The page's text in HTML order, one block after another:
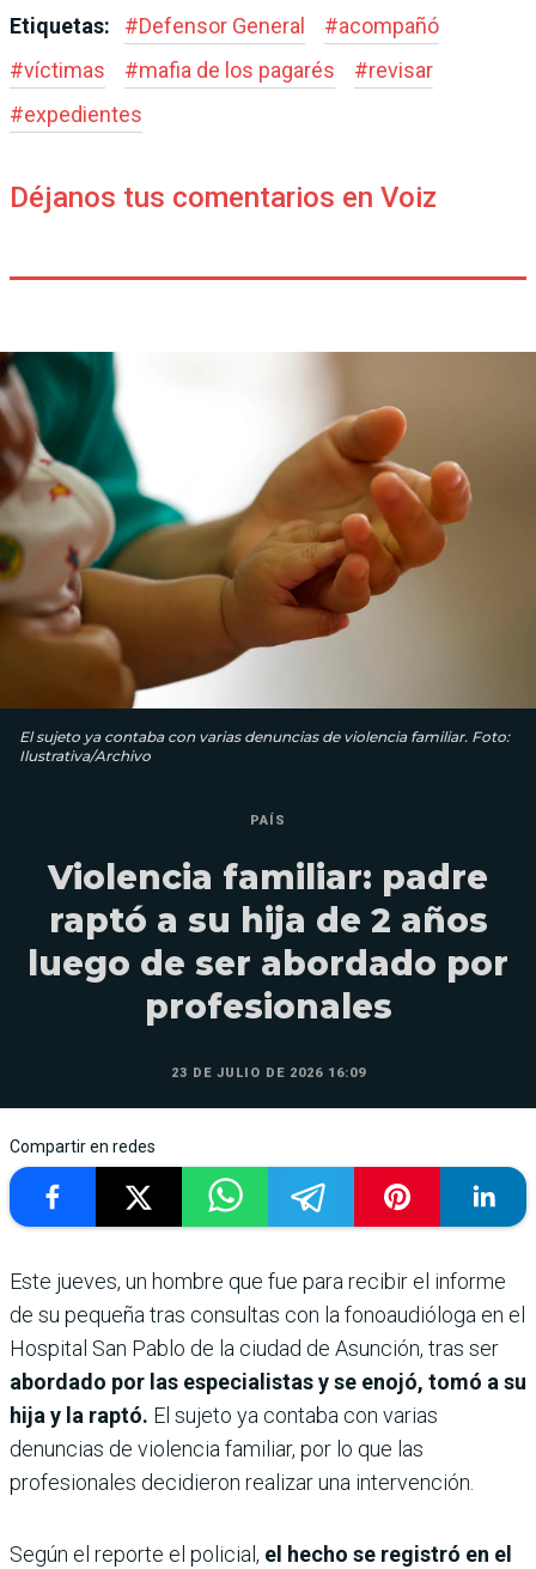
Etiquetas: #Defensor General #acompañó
#víctimas #mafia de los pagarés #revisar
#expedientes
Déjanos tus comentarios en Voiz
El sujeto ya contaba con varias denuncias de violencia familiar. Foto:
Ilustrativa/Archivo
PAÍS
Violencia familiar: padre
raptó a su hija de 2 años
luego de ser abordado por
profesionales
23 DE JULIO DE 2026 16:09
Compartir en redes
Este jueves, un hombre que fue para recibir el informe
de su pequeña tras consultas con la fonoaudióloga en el
Hospital San Pablo de la ciudad de Asunción, tras ser
abordado por las especialistas y se enojó, tomó a su
hija y la raptó. El sujeto ya contaba con varias
denuncias de violencia familiar, por lo que las
profesionales decidieron realizar una intervención.
Según el reporte el policial, el hecho se registró en el